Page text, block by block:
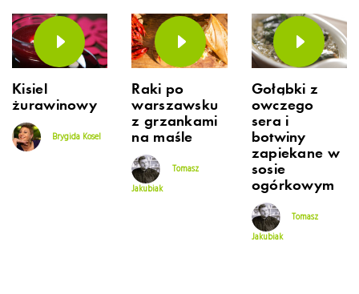
Kisiel
żurawinowy
Brygida Kosel
Raki po
warszawsku
z grzankami
na maśle
Tomasz
Jakubiak
Gołąbki z
owczego
sera i
botwiny
zapiekane w
sosie
ogórkowym
Tomasz
Jakubiak